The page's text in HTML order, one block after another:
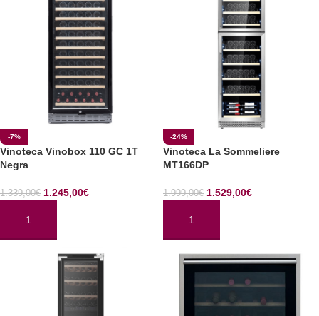
-7%
Vinoteca Vinobox 110 GC 1T
Negra
1.339,00€ 1.245,00€
AÑADIR AL CARRITO
-24%
Vinoteca La Sommeliere
MT166DP
1.999,00€ 1.529,00€
AÑADIR AL CARRITO